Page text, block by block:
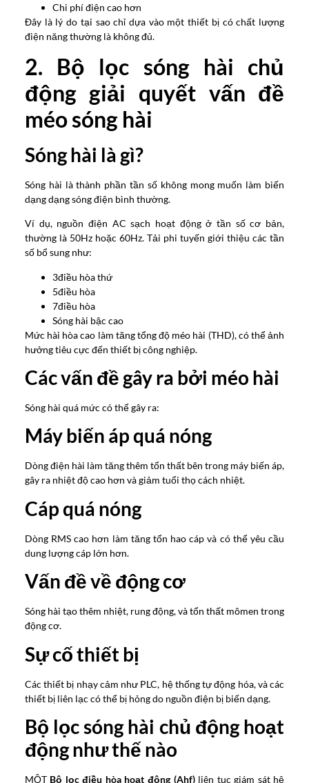
Chi phí điện cao hơn
Đây là lý do tại sao chỉ dựa vào một thiết bị có chất lượng
điện năng thường là không đủ.
2. Bộ lọc sóng hài chủ
động giải quyết vấn đề
méo sóng hài
Sóng hài là gì?
Sóng hài là thành phần tần số không mong muốn làm biến
dạng dạng sóng điện bình thường.
Ví dụ, nguồn điện AC sạch hoạt động ở tần số cơ bản,
thường là 50Hz hoặc 60Hz. Tải phi tuyến giới thiệu các tần
số bổ sung như:
3điều hòa thứ
5điều hòa
7điều hòa
Sóng hài bậc cao
Mức hài hòa cao làm tăng tổng độ méo hài (THD), có thể ảnh
hưởng tiêu cực đến thiết bị công nghiệp.
Các vấn đề gây ra bởi méo hài
Sóng hài quá mức có thể gây ra:
Máy biến áp quá nóng
Dòng điện hài làm tăng thêm tổn thất bên trong máy biến áp,
gây ra nhiệt độ cao hơn và giảm tuổi thọ cách nhiệt.
Cáp quá nóng
Dòng RMS cao hơn làm tăng tổn hao cáp và có thể yêu cầu
dung lượng cáp lớn hơn.
Vấn đề về động cơ
Sóng hài tạo thêm nhiệt, rung động, và tổn thất mômen trong
động cơ.
Sự cố thiết bị
Các thiết bị nhạy cảm như PLC, hệ thống tự động hóa, và các
thiết bị liên lạc có thể bị hỏng do nguồn điện bị biến dạng.
Bộ lọc sóng hài chủ động hoạt
động như thế nào
MỘT Bộ lọc điều hòa hoạt động (Ahf)liên tục giám sát hệ